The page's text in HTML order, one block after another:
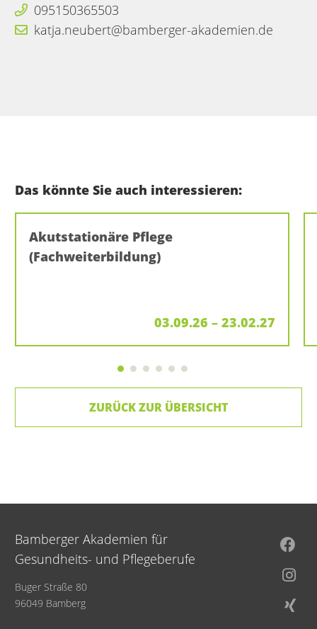
095150365503
katja.neubert@bamberger-akademien.de
Das könnte Sie auch interessieren:
Akutstationäre Pflege
(Fachweiterbildung)
03.09.26 – 23.02.27
ZURÜCK ZUR ÜBERSICHT
Bamberger Akademien für
Gesundheits- und Pflegeberufe
Buger Straße 80
96049 Bamberg